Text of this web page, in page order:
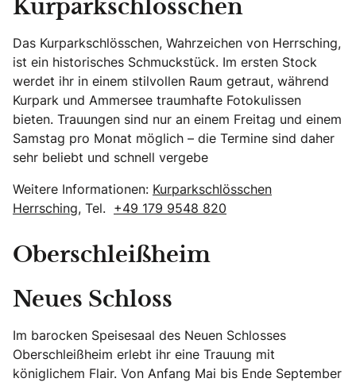
Kurparkschlösschen
Das Kurparkschlösschen, Wahrzeichen von Herrsching,
ist ein historisches Schmuckstück. Im ersten Stock
werdet ihr in einem stilvollen Raum getraut, während
Kurpark und Ammersee traumhafte Fotokulissen
bieten. Trauungen sind nur an einem Freitag und einem
Samstag pro Monat möglich – die Termine sind daher
sehr beliebt und schnell vergebe
Weitere Informationen: Kurparkschlösschen
Herrsching, Tel. +49 179 9548 820
Oberschleißheim
Neues Schloss
Im barocken Speisesaal des Neuen Schlosses
Oberschleißheim erlebt ihr eine Trauung mit
königlichem Flair. Von Anfang Mai bis Ende September